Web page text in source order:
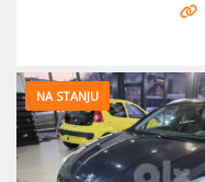
NA STANJU